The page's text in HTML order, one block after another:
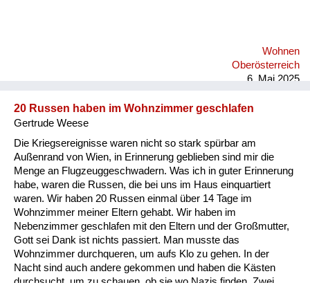
Wohnen
Oberösterreich
6. Mai 2025
20 Russen haben im Wohnzimmer geschlafen
Gertrude Weese
Die Kriegsereignisse waren nicht so stark spürbar am
Außenrand von Wien, in Erinnerung geblieben sind mir die
Menge an Flugzeuggeschwadern. Was ich in guter Erinnerung
habe, waren die Russen, die bei uns im Haus einquartiert
waren. Wir haben 20 Russen einmal über 14 Tage im
Wohnzimmer meiner Eltern gehabt. Wir haben im
Nebenzimmer geschlafen mit den Eltern und der Großmutter,
Gott sei Dank ist nichts passiert. Man musste das
Wohnzimmer durchqueren, um aufs Klo zu gehen. In der
Nacht sind auch andere gekommen und haben die Kästen
durchsucht, um zu schauen, ob sie wo Nazis finden. Zwei